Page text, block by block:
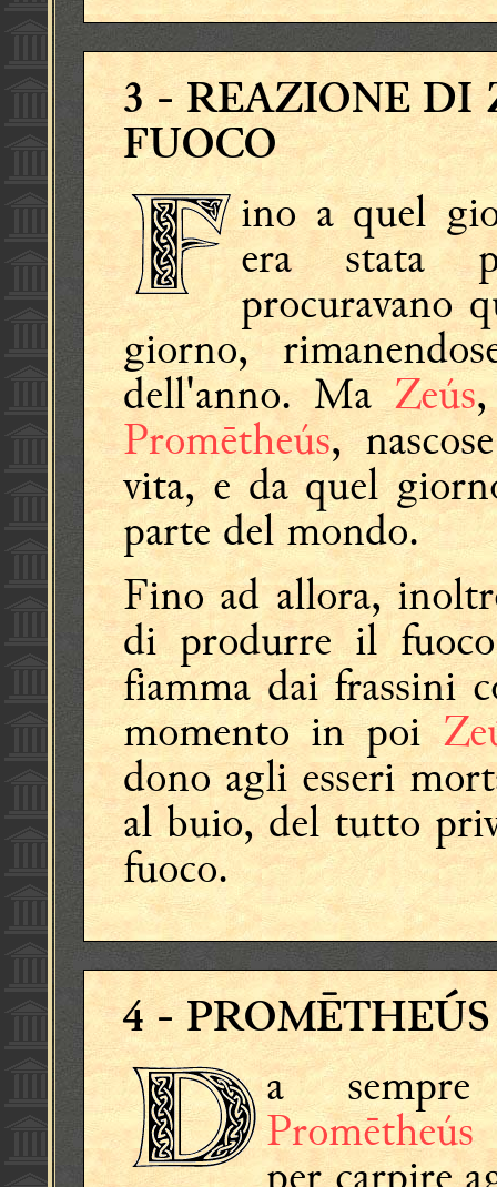
3- REAZIONE DI
FUOCO
ino a quel
era stata
procuravano
giorno,
dell'anno. Ma Zeús
Promētheús,
vita, e da quel
parte del mondo.
Fino ad allora,
di produrre il
fiamma dai frassini
momento in poi
dono agli esseri
al buio, del tutto
fuoco.
4-
a